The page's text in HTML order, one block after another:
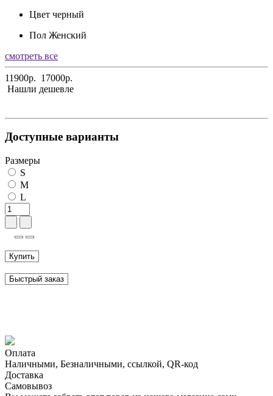
Цвет черный
Пол Женский
смотреть все
11900р. 17000р.
Нашли дешевле
Доступные варианты
Размеры
S
M
L
Купить
Быстрый заказ
Оплата
Наличными, Безналичными, ссылкой, QR-код
Доставка
Самовывоз